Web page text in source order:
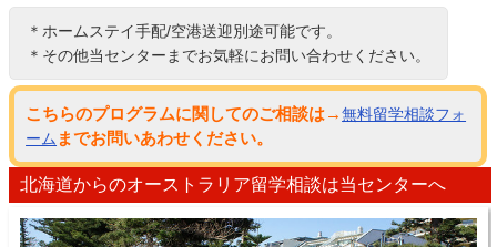
＊ホームステイ手配/空港送迎別途可能です。
＊その他当センターまでお気軽にお問い合わせください。
こちらのプログラムに関してのご相談は→無料留学相談フォ
ームまでお問いあわせください。
北海道からのオーストラリア留学相談は当センターへ